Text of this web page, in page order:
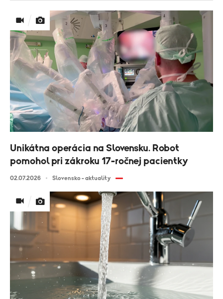
Unikátna operácia na Slovensku. Robot
pomohol pri zákroku 17-ročnej pacientky
02.07.2026 Slovensko - aktuality